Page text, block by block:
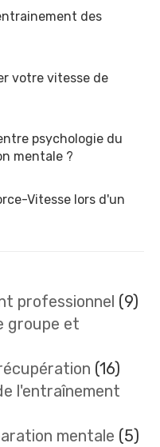
des
votre vitesse de
psychologie du
mentale ?
Vitesse lors d'un
professionnel (9)
groupe et
(16)
l'entraînement
mentale (5)